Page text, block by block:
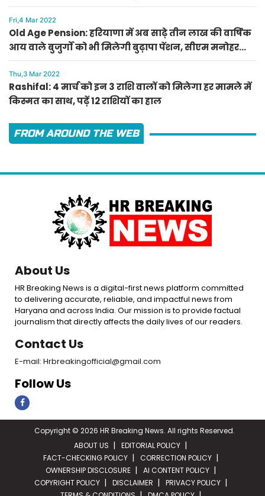
Fri,4 Mar 2022
Old Age Pension: हरियाणा में अब साढ़े तीन लाख की वार्षिक
आय वाले बुजुर्गों को भी मिलेगी बुढ़ापा पेंशन, सीएम मनोहर
लाल का ऐलान
Thu,3 Mar 2022
Rashifal: 4 मार्च को इन 3 राशि वालों को मिलेगा हर मामले में
किस्मत का साथ, पढ़ें 12 राशियों का हाल
FROM AROUND THE WEB
About Us
HR Breaking News is a digital-first news platform committed
to delivering accurate, reliable, and impactful news from
Haryana and across India. Our mission is to provide factual
journalism that directly affects the daily lives of our readers.
Contact Us
E-mail: Hrbreakingofficial@gmail.com
Follow Us
Copyright © 2026 HR Breaking News. All rights Reserved.
ABOUT US
EDITORIAL POLICY
FACT-CHECKING POLICY
CORRECTION POLICY
OWNERSHIP DISCLOSURE
AI CONTENT POLICY
COPYRIGHT POLICY
DISCLAIMER
PRIVACY POLICY